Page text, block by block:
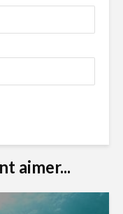
aimer...